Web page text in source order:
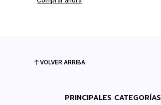
VOLVER ARRIBA
PRINCIPALES CATEGORÍAS